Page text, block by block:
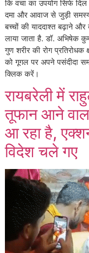
कि वचा का उपयोग सिर्फ
दमा और आवाज से जुड़ी
बच्चों की याददाश्त बढ़ाने
लाया जाता है. डॉ. अभिषेक
गुण शरीर की रोग
को गूगल पर अपने पसंदीदा
क्लिक करें।
रायबरेली में
तूफान आने
आ रहा है,
विदेश चले गए